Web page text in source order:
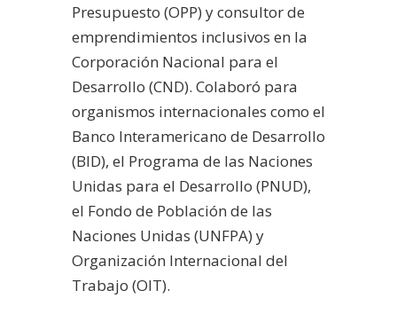
Presupuesto (OPP) y consultor de
emprendimientos inclusivos en la
Corporación Nacional para el
Desarrollo (CND). Colaboró para
organismos internacionales como el
Banco Interamericano de Desarrollo
(BID), el Programa de las Naciones
Unidas para el Desarrollo (PNUD),
el Fondo de Población de las
Naciones Unidas (UNFPA) y
Organización Internacional del
Trabajo (OIT).